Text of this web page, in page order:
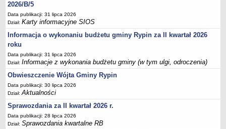
Świadczenie pieniężne z tytułu pełnienia funkcji sołtysa
Deklaracja dotycząca źródeł ciepła i źródeł spalania paliw
Rolnictwo
Wniosek o przyznanie dotacji celowej na wymianę źródeł ciepła
P R Z E T A R G I
Plan postepowań o udzielenie zamówień
PRZETARGI UZP
Zapytania ofertowe
Przetargi - zbycie,dzierżawa,najem mienia komunalnego
Zamówienia Gminnego Ośrodka Pomocy Społecznej
2026/B/5
Data publikacji: 31 lipca 2026
Dział:Karty informacyjne SIOS
Informacja o wykonaniu budżetu gminy Rypin za II kwartał 2026
roku
Data publikacji: 31 lipca 2026
Dział:Informacje z wykonania budżetu gminy (w tym ulgi, odroczenia)
Obwieszczenie Wójta Gminy Rypin
Data publikacji: 30 lipca 2026
Dział:Aktualności
Sprawozdania za II kwartał 2026 r.
Data publikacji: 28 lipca 2026
Dział:Sprawozdania kwartalne RB